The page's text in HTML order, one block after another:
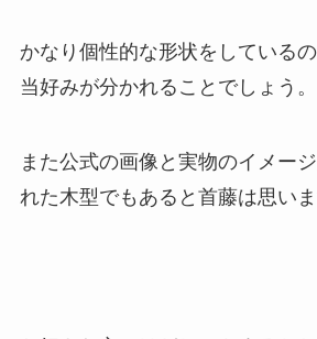
かなり個性的な形状をしている
当好みが分かれることでしょう。
また公式の画像と実物のイメー
れた木型でもあると首藤は思い